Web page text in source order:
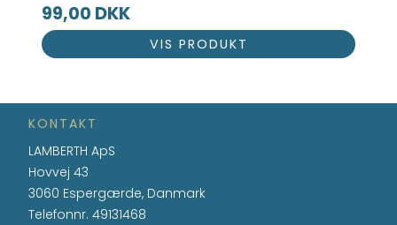
99,00 DKK
VIS PRODUKT
KONTAKT
LAMBERTH ApS
Hovvej 43
3060 Espergærde, Danmark
Telefonnr.49131468